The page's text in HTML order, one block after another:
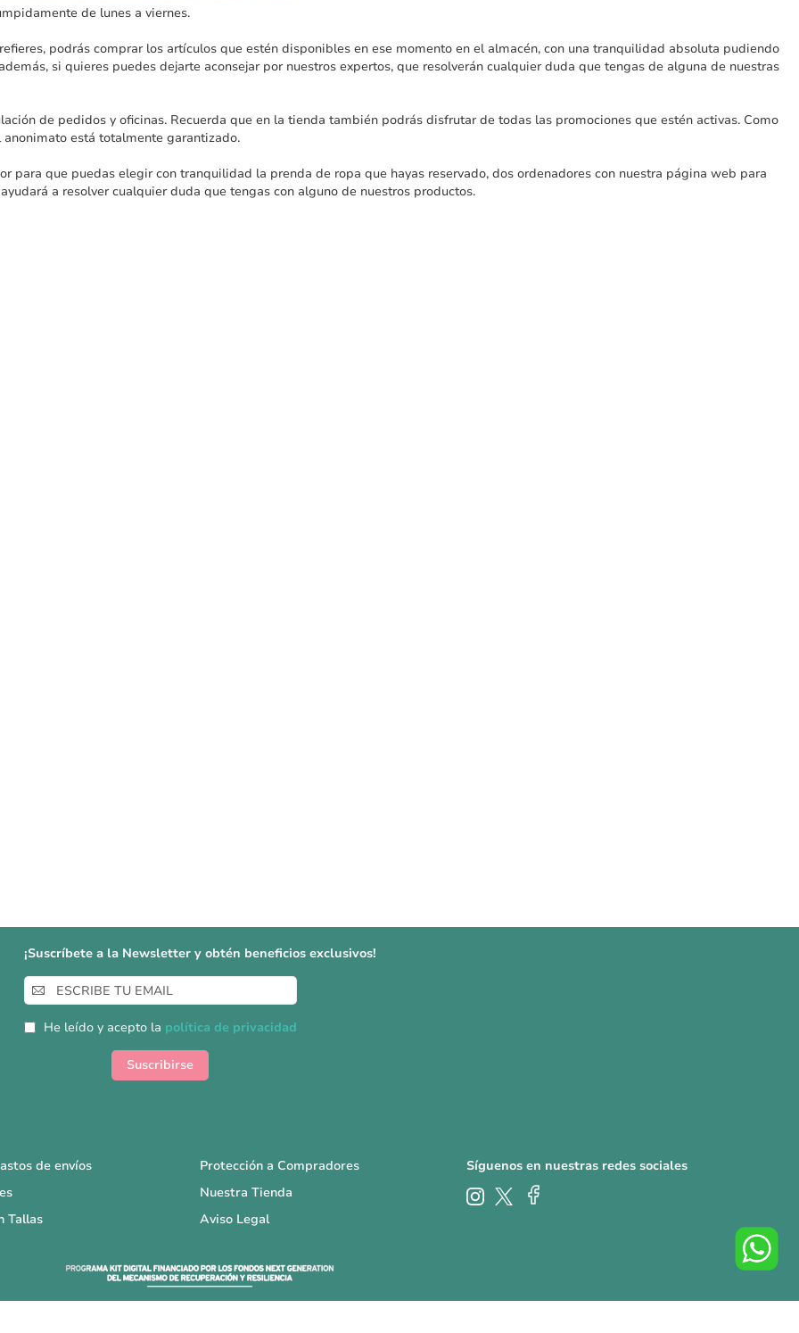
de lunes a viernes.
podrás comprar los artículos que estén disponibles en ese momento en el almacén, con una tranquilidad absoluta pudiendo
si quieres puedes dejarte aconsejar por nuestros expertos, que resolverán cualquier duda que tengas de alguna de nuestras
de pedidos y oficinas. Recuerda que en la tienda también podrás disfrutar de todas las promociones que estén activas. Como
está totalmente garantizado.
para que puedas elegir con tranquilidad la prenda de ropa que hayas reservado, dos ordenadores con nuestra página web para
a resolver cualquier duda que tengas con alguno de nuestros productos.
¡Suscríbete a la Newsletter y obtén beneficios exclusivos!
Inscríbase
a
nuestro
boletín
He leído y acepto la política de privacidad
Suscribirse
de envíos
Tallas
Protección a Compradores
Nuestra Tienda
Aviso Legal
Síguenos en nuestras redes sociales